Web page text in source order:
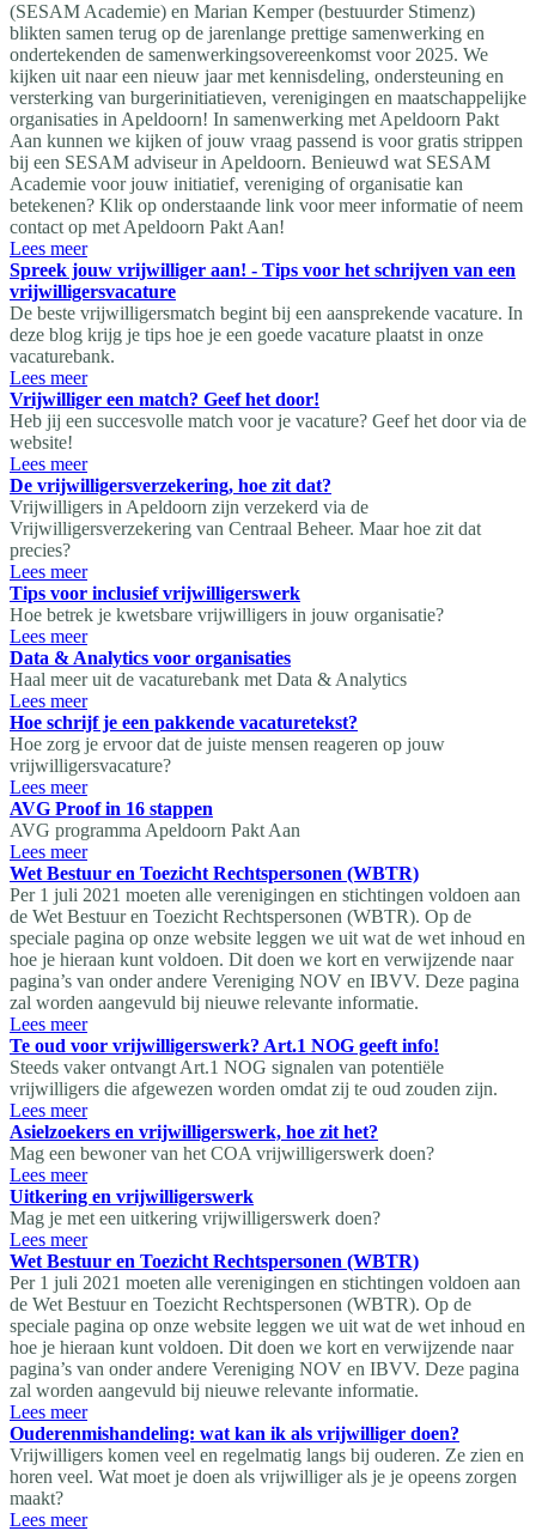
(SESAM Academie) en Marian Kemper (bestuurder Stimenz)
blikten samen terug op de jarenlange prettige samenwerking en
ondertekenden de samenwerkingsovereenkomst voor 2025. We
kijken uit naar een nieuw jaar met kennisdeling, ondersteuning en
versterking van burgerinitiatieven, verenigingen en maatschappelijke
organisaties in Apeldoorn! In samenwerking met Apeldoorn Pakt
Aan kunnen we kijken of jouw vraag passend is voor gratis strippen
bij een SESAM adviseur in Apeldoorn. Benieuwd wat SESAM
Academie voor jouw initiatief, vereniging of organisatie kan
betekenen? Klik op onderstaande link voor meer informatie of neem
contact op met Apeldoorn Pakt Aan!
Lees meer
Spreek jouw vrijwilliger aan! - Tips voor het schrijven van een
vrijwilligersvacature
De beste vrijwilligersmatch begint bij een aansprekende vacature. In
deze blog krijg je tips hoe je een goede vacature plaatst in onze
vacaturebank.
Lees meer
Vrijwilliger een match? Geef het door!
Heb jij een succesvolle match voor je vacature? Geef het door via de
website!
Lees meer
De vrijwilligersverzekering, hoe zit dat?
Vrijwilligers in Apeldoorn zijn verzekerd via de
Vrijwilligersverzekering van Centraal Beheer. Maar hoe zit dat
precies?
Lees meer
Tips voor inclusief vrijwilligerswerk
Hoe betrek je kwetsbare vrijwilligers in jouw organisatie?
Lees meer
Data & Analytics voor organisaties
Haal meer uit de vacaturebank met Data & Analytics
Lees meer
Hoe schrijf je een pakkende vacaturetekst?
Hoe zorg je ervoor dat de juiste mensen reageren op jouw
vrijwilligersvacature?
Lees meer
AVG Proof in 16 stappen
AVG programma Apeldoorn Pakt Aan
Lees meer
Wet Bestuur en Toezicht Rechtspersonen (WBTR)
Per 1 juli 2021 moeten alle verenigingen en stichtingen voldoen aan
de Wet Bestuur en Toezicht Rechtspersonen (WBTR). Op de
speciale pagina op onze website leggen we uit wat de wet inhoud en
hoe je hieraan kunt voldoen. Dit doen we kort en verwijzende naar
pagina’s van onder andere Vereniging NOV en IBVV. Deze pagina
zal worden aangevuld bij nieuwe relevante informatie.
Lees meer
Te oud voor vrijwilligerswerk? Art.1 NOG geeft info!
Steeds vaker ontvangt Art.1 NOG signalen van potentiële
vrijwilligers die afgewezen worden omdat zij te oud zouden zijn.
Lees meer
Asielzoekers en vrijwilligerswerk, hoe zit het?
Mag een bewoner van het COA vrijwilligerswerk doen?
Lees meer
Uitkering en vrijwilligerswerk
Mag je met een uitkering vrijwilligerswerk doen?
Lees meer
Wet Bestuur en Toezicht Rechtspersonen (WBTR)
Per 1 juli 2021 moeten alle verenigingen en stichtingen voldoen aan
de Wet Bestuur en Toezicht Rechtspersonen (WBTR). Op de
speciale pagina op onze website leggen we uit wat de wet inhoud en
hoe je hieraan kunt voldoen. Dit doen we kort en verwijzende naar
pagina’s van onder andere Vereniging NOV en IBVV. Deze pagina
zal worden aangevuld bij nieuwe relevante informatie.
Lees meer
Ouderenmishandeling: wat kan ik als vrijwilliger doen?
Vrijwilligers komen veel en regelmatig langs bij ouderen. Ze zien en
horen veel. Wat moet je doen als vrijwilliger als je je opeens zorgen
maakt?
Lees meer